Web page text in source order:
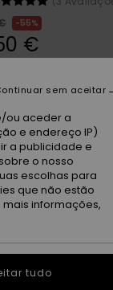
55%
€
PROMO 25% EXTRA
Green
ou aceder a
e endereço IP)
a publicidade e
o nosso
escolhas para
que não estão
informações,
sem aceitar
tudo